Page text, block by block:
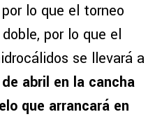
lo que el torneo
por lo que el
se llevará a
abril en la cancha
que arrancará en